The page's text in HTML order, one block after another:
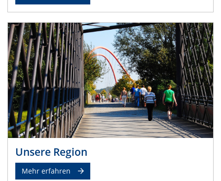
Unsere Region
Mehr erfahren